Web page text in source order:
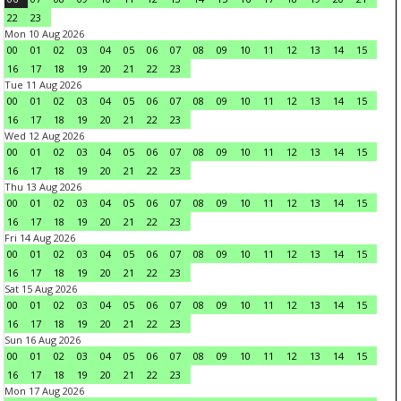
22
23
Mon 10 Aug 2026
00
01 02 03 04 05 06 07 08 09 10 11 12 13 14
15
16
17 18 19 20 21 22
23
Tue 11 Aug 2026
00
01 02 03 04 05 06 07 08 09 10 11 12 13 14
15
16
17 18 19 20 21 22
23
Wed 12 Aug 2026
00
01 02 03 04 05 06 07 08 09 10 11 12 13 14
15
16
17 18 19 20 21 22
23
Thu 13 Aug 2026
00
01 02 03 04 05 06 07 08 09 10 11 12 13 14
15
16
17 18 19 20 21 22
23
Fri 14 Aug 2026
00
01 02 03 04 05 06 07 08 09 10 11 12 13 14
15
16
17 18 19 20 21 22
23
Sat 15 Aug 2026
00
01 02 03 04 05 06 07 08 09 10 11 12 13 14
15
16
17 18 19 20 21 22
23
Sun 16 Aug 2026
00
01 02 03 04 05 06 07 08 09 10 11 12 13 14
15
16
17 18 19 20 21 22
23
Mon 17 Aug 2026